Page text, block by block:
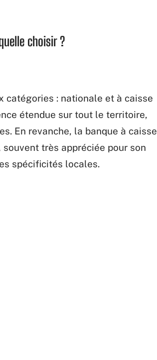
choisir ?
catégories : nationale et à caisse
étendue sur tout le territoire,
En revanche, la banque à caisse
très appréciée pour son
spécificités locales.